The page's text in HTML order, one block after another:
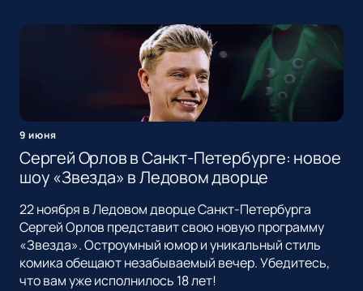
9 июня
Сергей Орлов в Санкт-Петербурге: новое
шоу «Звезда» в Ледовом дворце
22 ноября в Ледовом дворце Санкт-Петербурга
Сергей Орлов представит свою новую программу
«Звезда». Остроумный юмор и уникальный стиль
комика обещают незабываемый вечер. Убедитесь,
что вам уже исполнилось 18 лет!